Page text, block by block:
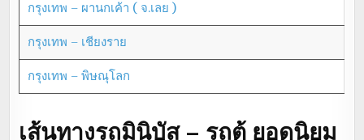
กรุงเทพ – ผานกเค้า ( จ.เลย )
กรุงเทพ – เชียงราย
กรุงเทพ – พิษณุโลก
เส้นทางรถมินิบัส – รถตู้ ยอดนิยม